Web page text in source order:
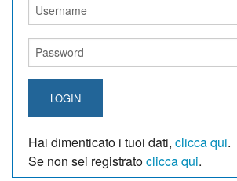
LOGIN
Hai dimenticato i tuoi dati, clicca qui.
Se non sei registratoclicca qui.